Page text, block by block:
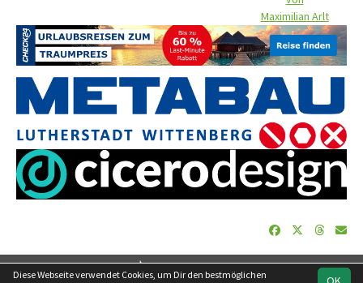
Maximilian Arlt
soccero.de
Diese Webseite verwendet Cookies, um Dir den bestmöglichen